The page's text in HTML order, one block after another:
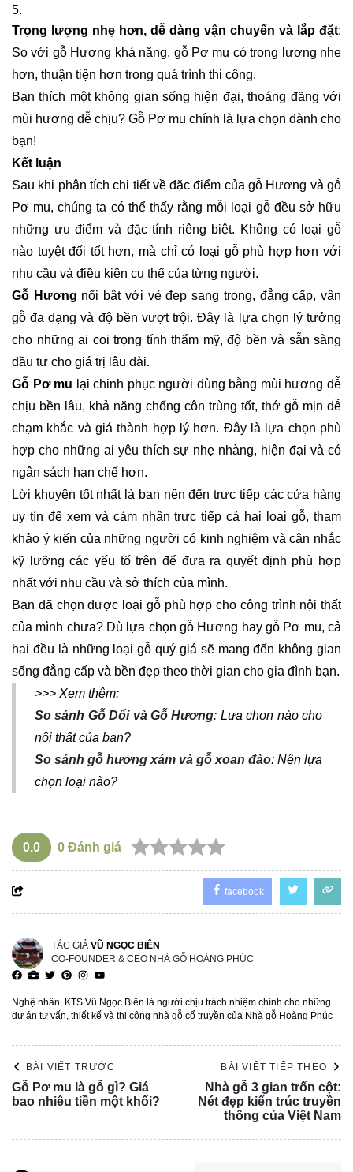
Trọng lượng nhẹ hơn, dễ dàng vận chuyển và lắp đặt:
So với gỗ Hương khá nặng, gỗ Pơ mu có trọng lượng nhẹ
hơn, thuận tiện hơn trong quá trình thi công.
Bạn thích một không gian sống hiện đại, thoáng đãng với
mùi hương dễ chịu? Gỗ Pơ mu chính là lựa chọn dành cho
bạn!
Kết luận
Sau khi phân tích chi tiết về đặc điểm của gỗ Hương và gỗ
Pơ mu, chúng ta có thể thấy rằng mỗi loại gỗ đều sở hữu
những ưu điểm và đặc tính riêng biệt. Không có loại gỗ
nào tuyệt đối tốt hơn, mà chỉ có loại gỗ phù hợp hơn với
nhu cầu và điều kiện cụ thể của từng người.
Gỗ Hương nổi bật với vẻ đẹp sang trọng, đẳng cấp, vân
gỗ đa dạng và độ bền vượt trội. Đây là lựa chọn lý tưởng
cho những ai coi trọng tính thẩm mỹ, độ bền và sẵn sàng
đầu tư cho giá trị lâu dài.
Gỗ Pơ mu lại chinh phục người dùng bằng mùi hương dễ
chịu bền lâu, khả năng chống côn trùng tốt, thớ gỗ mịn dễ
chạm khắc và giá thành hợp lý hơn. Đây là lựa chọn phù
hợp cho những ai yêu thích sự nhẹ nhàng, hiện đại và có
ngân sách hạn chế hơn.
Lời khuyên tốt nhất là bạn nên đến trực tiếp các cửa hàng
uy tín để xem và cảm nhận trực tiếp cả hai loại gỗ, tham
khảo ý kiến của những người có kinh nghiệm và cân nhắc
kỹ lưỡng các yếu tố trên để đưa ra quyết định phù hợp
nhất với nhu cầu và sở thích của mình.
Bạn đã chọn được loại gỗ phù hợp cho công trình nội thất
của mình chưa? Dù lựa chọn gỗ Hương hay gỗ Pơ mu, cả
hai đều là những loại gỗ quý giá sẽ mang đến không gian
sống đẳng cấp và bền đẹp theo thời gian cho gia đình bạn.
>>> Xem thêm:
So sánh Gỗ Dổi và Gỗ Hương: Lựa chọn nào cho
nội thất của bạn?
So sánh gỗ hương xám và gỗ xoan đào: Nên lựa
chọn loại nào?
0.0 0 Đánh giá
facebook
TÁC GIẢ VŨ NGỌC BIÊN
CO-FOUNDER & CEO NHÀ GỖ HOÀNG PHÚC
Nghệ nhân, KTS Vũ Ngọc Biên là người chịu trách nhiệm chính cho những
dự án tư vấn, thiết kế và thi công nhà gỗ cổ truyền của Nhà gỗ Hoàng Phúc
BÀI VIẾT TRƯỚC
Gỗ Pơ mu là gỗ gì? Giá
bao nhiêu tiền một khối?
BÀI VIẾT TIẾP THEO
Nhà gỗ 3 gian trốn cột:
Nét đẹp kiến trúc truyền
thống của Việt Nam